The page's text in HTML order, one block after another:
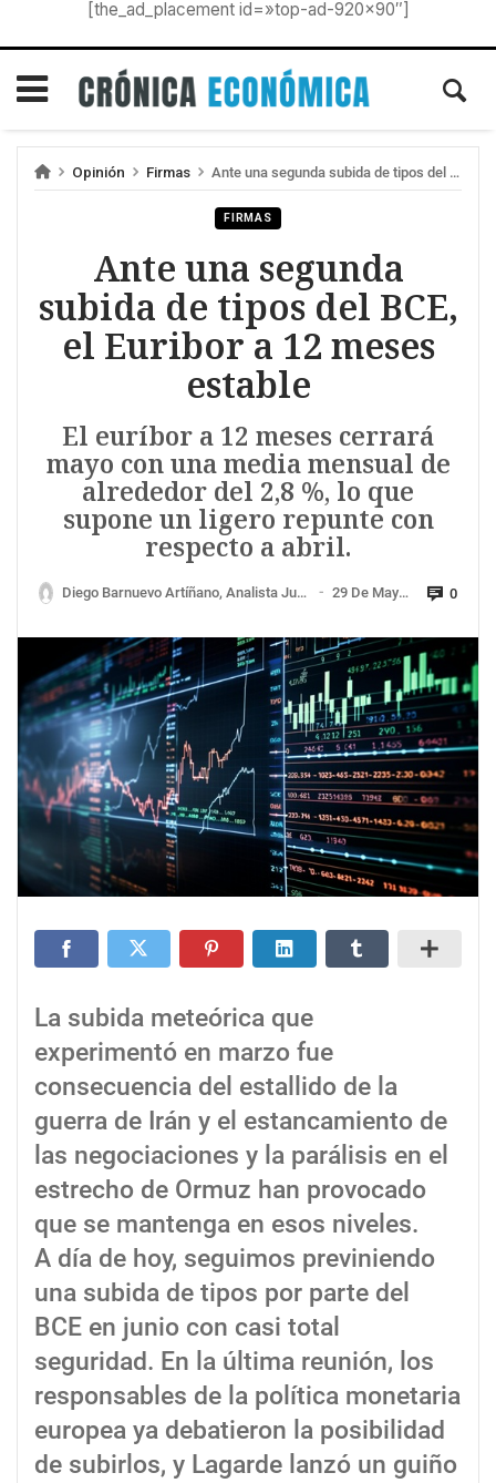
[the_ad_placement id=»top-ad-920×90″]
Opinión Firmas Ante una segunda subida de tipos del BCE, el Euribor a 12 meses estable
FIRMAS
Ante una segunda
subida de tipos del BCE,
el Euribor a 12 meses
estable
El euríbor a 12 meses cerrará
mayo con una media mensual de
alrededor del 2,8 %, lo que
supone un ligero repunte con
respecto a abril.
Diego Barnuevo Artíñano, Analista Junior De Mercados De Ebury — 29 De Mayo De 2026 0
La subida meteórica que
experimentó en marzo fue
consecuencia del estallido de la
guerra de Irán y el estancamiento de
las negociaciones y la parálisis en el
estrecho de Ormuz han provocado
que se mantenga en esos niveles.
A día de hoy, seguimos previniendo
una subida de tipos por parte del
BCE en junio con casi total
seguridad. En la última reunión, los
responsables de la política monetaria
europea ya debatieron la posibilidad
de subirlos, y Lagarde lanzó un guiño